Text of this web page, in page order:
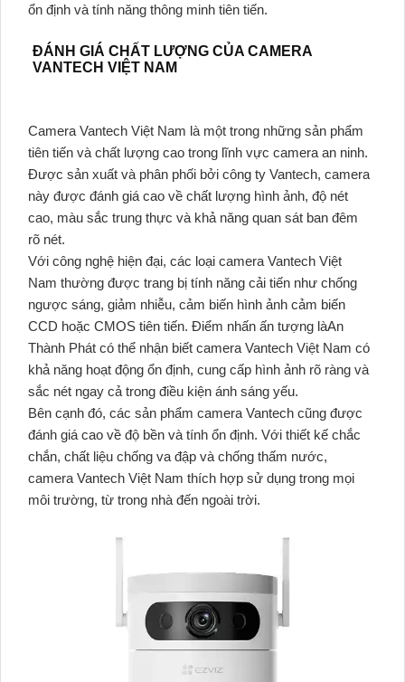
ổn định và tính năng thông minh tiên tiến.
ĐÁNH GIÁ CHẤT LƯỢNG CỦA CAMERA
VANTECH VIỆT NAM
Camera Vantech Việt Nam là một trong những sản phẩm
tiên tiến và chất lượng cao trong lĩnh vực camera an ninh.
Được sản xuất và phân phối bởi công ty Vantech, camera
này được đánh giá cao về chất lượng hình ảnh, độ nét
cao, màu sắc trung thực và khả năng quan sát ban đêm
rõ nét.
Với công nghệ hiện đại, các loại camera Vantech Việt
Nam thường được trang bị tính năng cải tiến như chống
ngược sáng, giảm nhiễu, cảm biến hình ảnh cảm biến
CCD hoặc CMOS tiên tiến. Điểm nhấn ấn tượng làAn
Thành Phát có thể nhận biết camera Vantech Việt Nam có
khả năng hoạt động ổn định, cung cấp hình ảnh rõ ràng và
sắc nét ngay cả trong điều kiện ánh sáng yếu.
Bên cạnh đó, các sản phẩm camera Vantech cũng được
đánh giá cao về độ bền và tính ổn định. Với thiết kế chắc
chắn, chất liệu chống va đập và chống thấm nước,
camera Vantech Việt Nam thích hợp sử dụng trong mọi
môi trường, từ trong nhà đến ngoài trời.